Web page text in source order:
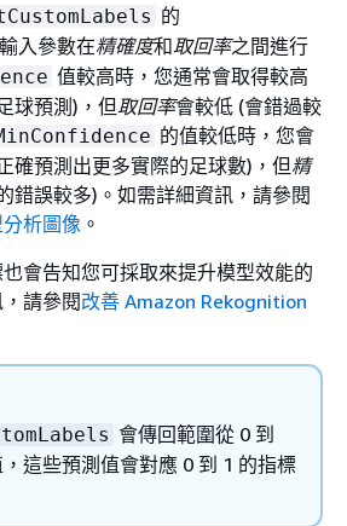
的
輸入參數在精確度和取回率之間進行
值較高時，您通常會取得較高
球預測)，但取回率會較低 (會錯過較
的值較低時，您會
確預測出更多實際的足球數)，但精
錯誤較多)。如需詳細資訊，請參閱
析圖像 。
會告知您可採取來提升模型效能的
請參閱改善 Amazon Rekognition
會傳回範圍從 0 到
這些預測值會對應 0 到 1 的指標